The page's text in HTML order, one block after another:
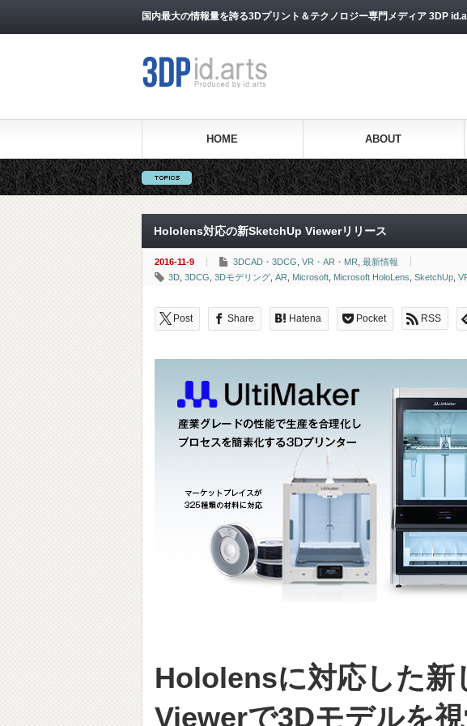
国内最大の情報量を誇る3Dプリント＆テクノロジー専門メディア 3DP
HOME ABOUT
Hololens対応の新SketchUp Viewerリリース
2016-11-9 3DCAD・3DCG VR・AR・MR 最新情報
3D 3DCG 3Dモデリング AR Microsoft Microsoft HoloLens SketchUp
Post Share Hatena Pocket RSS
Hololensに対応した新
Viewerで3Dモデルを